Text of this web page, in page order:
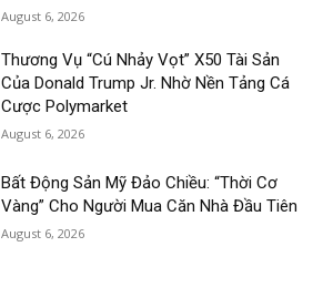
August 6, 2026
Thương Vụ “Cú Nhảy Vọt” X50 Tài Sản
Của Donald Trump Jr. Nhờ Nền Tảng Cá
Cược Polymarket
August 6, 2026
Bất Động Sản Mỹ Đảo Chiều: “Thời Cơ
Vàng” Cho Người Mua Căn Nhà Đầu Tiên
August 6, 2026